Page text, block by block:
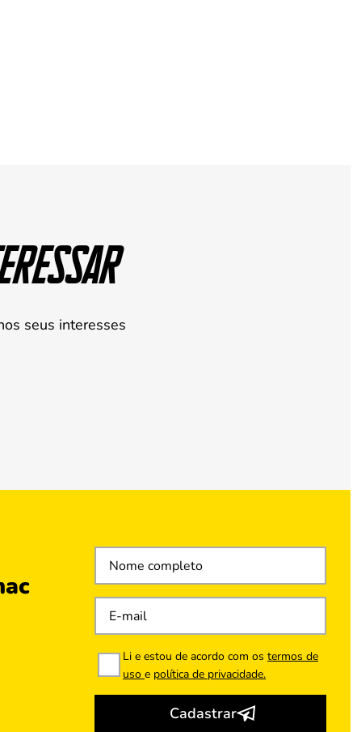
seus interesses
Li e estou de acordo com ostermos de
usoe política de privacidade.
Cadastrar